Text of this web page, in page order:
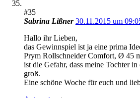
#35
Sabrina Lißner 30.11.2015 um
Hallo ihr Lieben,
das Gewinnspiel ist ja eine prima
Prym Rollschneider Comfort, Ø 45
ist die Gefahr, dass meine Tochter
groß.
Eine schöne Woche für euch und